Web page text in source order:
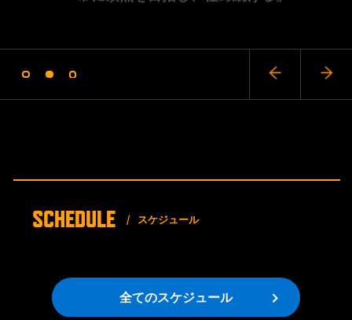
SCHEDULE
SCHOOL / eスポーツ専門校
ESPORTS?
SCHEDULE スケジュール
全てのスケジュール